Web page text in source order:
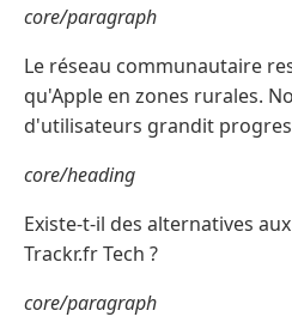
core/paragraph
Le réseau communautaire
qu'Apple en zones rurales.
d'utilisateurs grandit
core/heading
Existe-t-il des alternatives
Trackr.fr Tech ?
core/paragraph